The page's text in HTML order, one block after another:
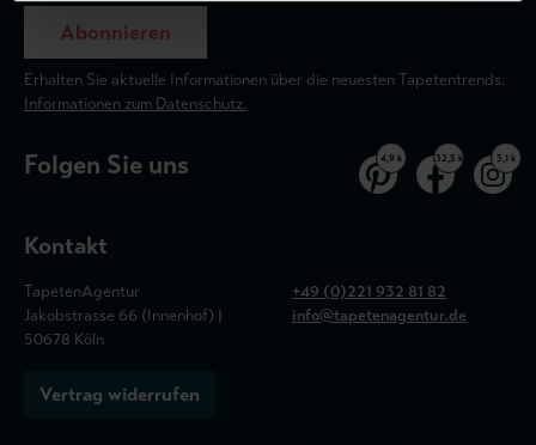
Abonnieren
Erhalten Sie aktuelle Informationen über die neuesten Tapetentrends.
Informationen zum Datenschutz.
Folgen Sie uns 4,9 k 32,5 k 3,1 k
Kontakt
TapetenAgentur
Jakobstrasse 66 (Innenhof) |
50678 Köln
+49 (0)221 932 81 82
info@tapetenagentur.de
Vertrag widerrufen